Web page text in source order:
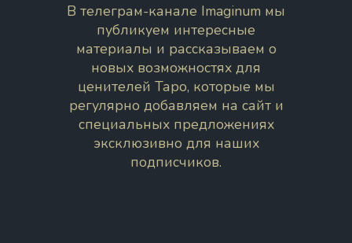
В телеграм-канале Imaginum мы
публикуем интересные
материалы и рассказываем о
новых возможностях для
ценителей Таро, которые мы
регулярно добавляем на сайт и
специальных предложениях
эксклюзивно для наших
подписчиков.